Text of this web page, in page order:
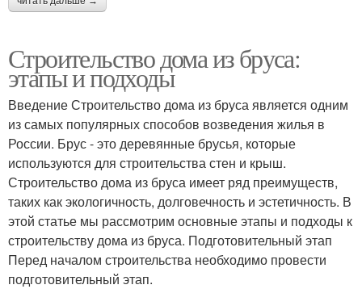
Строительство дома из бруса:
этапы и подходы
Введение Строительство дома из бруса является одним
из самых популярных способов возведения жилья в
России. Брус - это деревянные брусья, которые
используются для строительства стен и крыш.
Строительство дома из бруса имеет ряд преимуществ,
таких как экологичность, долговечность и эстетичность. В
этой статье мы рассмотрим основные этапы и подходы к
строительству дома из бруса. Подготовительный этап
Перед началом строительства необходимо провести
подготовительный этап.